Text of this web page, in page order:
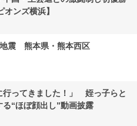
ンズ横浜】
震 熊本県・熊本西区
行ってきました！」 姪っ子らと
“ほぼ顔出し”動画披露